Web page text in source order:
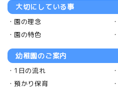
大切にしている事
園の理念
園の特色
幼稚園のご案内
1日の流れ
預かり保育